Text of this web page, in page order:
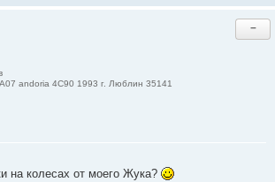
andoria 4C90 1993 г. Люблин 35141
−
на колесах от моего Жука?